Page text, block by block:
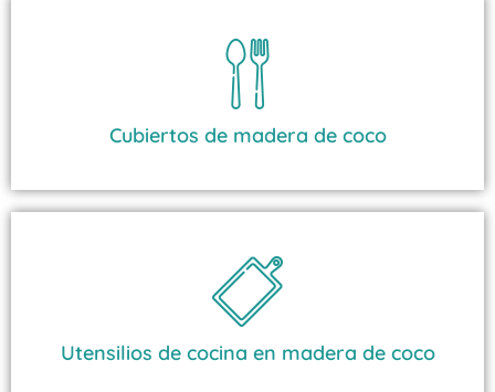
Cubiertos de madera de coco
Utensilios de cocina en madera de coco